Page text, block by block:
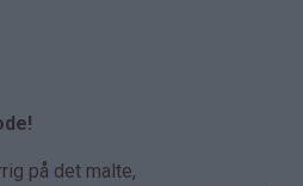
på det malte,